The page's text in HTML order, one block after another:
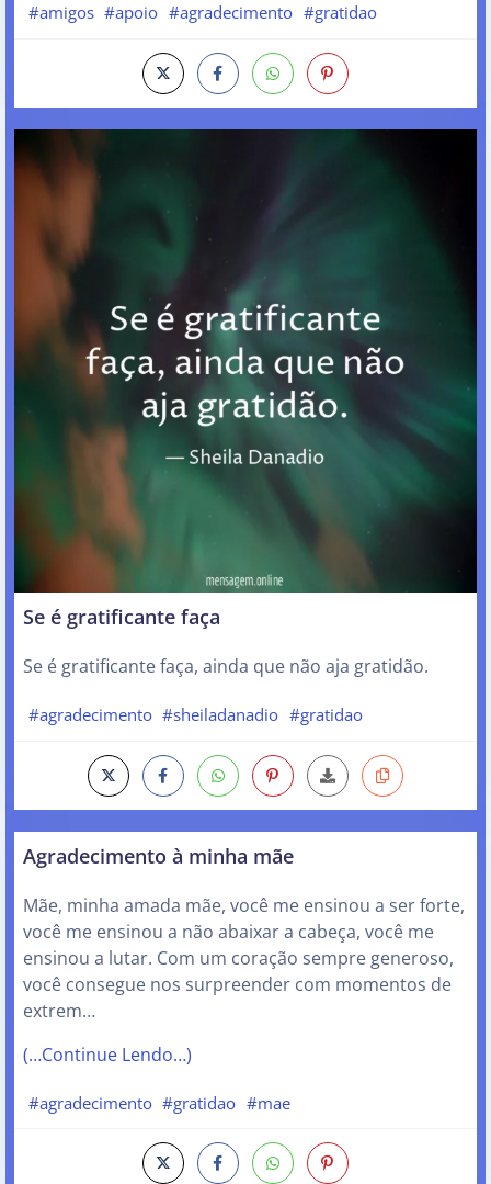
#amigos #apoio #agradecimento #gratidao
Se é gratificante faça
Se é gratificante faça, ainda que não aja gratidão.
#agradecimento #sheiladanadio #gratidao
Agradecimento à minha mãe
Mãe, minha amada mãe, você me ensinou a ser forte,
você me ensinou a não abaixar a cabeça, você me
ensinou a lutar. Com um coração sempre generoso,
você consegue nos surpreender com momentos de
extrem…
(…Continue Lendo…)
#agradecimento #gratidao #mae